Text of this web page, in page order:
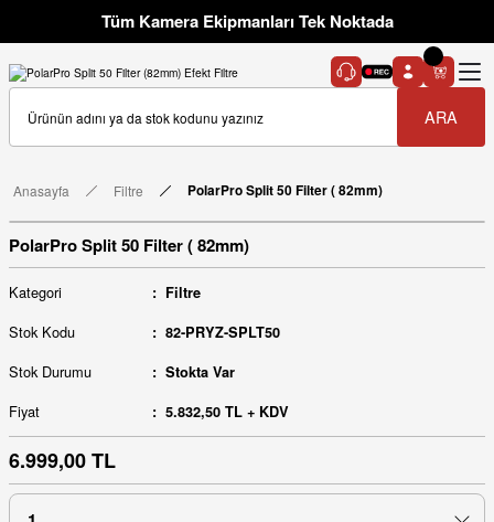
Tüm Kamera Ekipmanları Tek Noktada
ARA
Anasayfa Filtre PolarPro Split 50 Filter ( 82mm)
PolarPro Split 50 Filter ( 82mm)
Kategori Filtre
Stok Kodu 82-PRYZ-SPLT50
Stok Durumu Stokta Var
Fiyat 5.832,50 TL + KDV
6.999,00 TL